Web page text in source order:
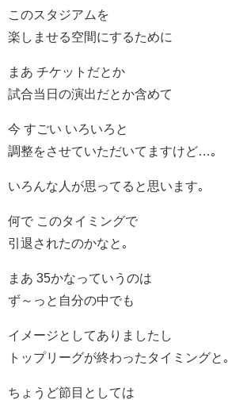
このスタジアムを
楽しませる空間にするために
まあ チケットだとか
試合当日の演出だとか含めて
今 すごい いろいろと
調整をさせていただいてますけど…｡
いろんな人が思ってると思います｡
何で このタイミングで
引退されたのかなと｡
まあ 35かなっていうのは
ず～っと自分の中でも
イメージとしてありましたし
トップリーグが終わったタイミングと｡
ちょうど節目としては